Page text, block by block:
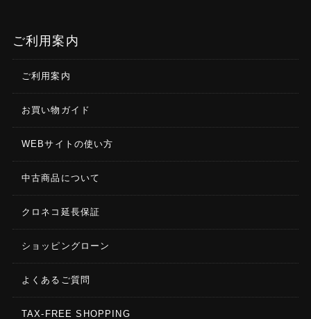
ご利用案内
ご利用案内
お買い物ガイド
WEBサイトの使い方
中古商品について
クロネコ延長保証
ショッピングローン
よくあるご質問
TAX-FREE SHOPPING